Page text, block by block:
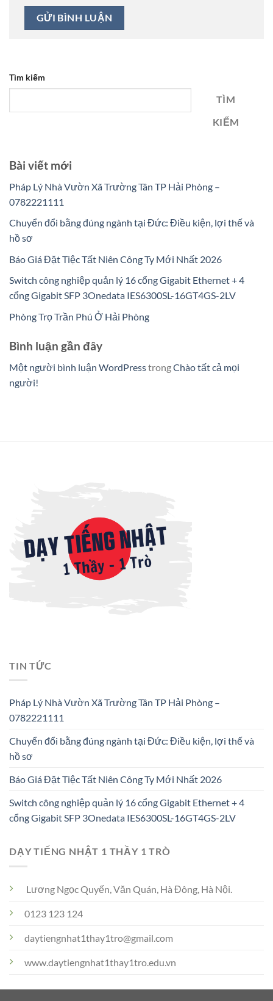
Tìm kiếm
TÌM
KIẾM
Bài viết mới
Pháp Lý Nhà Vườn Xã Trường Tân TP Hải Phòng –
0782221111
Chuyển đổi bằng đúng ngành tại Đức: Điều kiện, lợi thế và
hồ sơ
Báo Giá Đặt Tiệc Tất Niên Công Ty Mới Nhất 2026
Switch công nghiệp quản lý 16 cổng Gigabit Ethernet + 4
cổng Gigabit SFP 3Onedata IES6300SL-16GT4GS-2LV
Phòng Trọ Trần Phú Ở Hải Phòng
Bình luận gần đây
Một người bình luận WordPresstrongChào tất cả mọi
người!
TIN TỨC
Pháp Lý Nhà Vườn Xã Trường Tân TP Hải Phòng –
0782221111
Chuyển đổi bằng đúng ngành tại Đức: Điều kiện, lợi thế và
hồ sơ
Báo Giá Đặt Tiệc Tất Niên Công Ty Mới Nhất 2026
Switch công nghiệp quản lý 16 cổng Gigabit Ethernet + 4
cổng Gigabit SFP 3Onedata IES6300SL-16GT4GS-2LV
DẠY TIẾNG NHẬT 1 THẦY 1 TRÒ
Lương Ngọc Quyến, Văn Quán, Hà Đông, Hà Nội.
0123 123 124
daytiengnhat1thay1tro@gmail.com
www.daytiengnhat1thay1tro.edu.vn